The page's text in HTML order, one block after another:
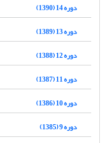
دوره 14 (1390)
دوره 13 (1389)
دوره 12 (1388)
دوره 11 (1387)
دوره 10 (1386)
دوره 9 (1385)